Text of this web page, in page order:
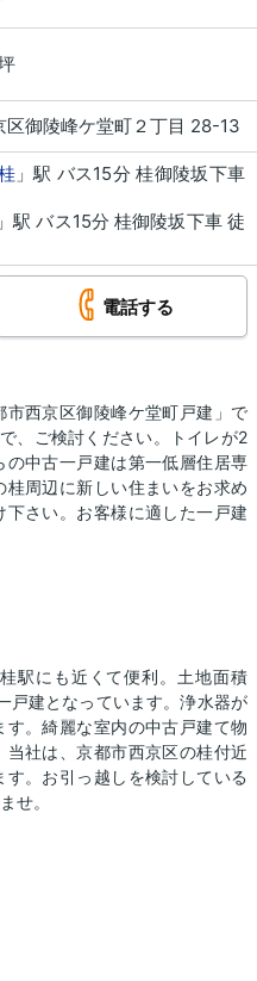
区御陵峰ケ堂町２丁目 28-13
」駅 バス15分 桂御陵坂下車
」駅 バス15分 桂御陵坂下車 徒
電話する
西京区御陵峰ケ堂町戸建」で
、ご検討ください。トイレが2
中古一戸建は第一低層住居専
周辺に新しい住まいをお求め
さい。お客様に適した一戸建
駅にも近くて便利。土地面積
戸建となっています。浄水器が
。綺麗な室内の中古戸建て物
社は、京都市西京区の桂付近
。お引っ越しを検討している
せ。